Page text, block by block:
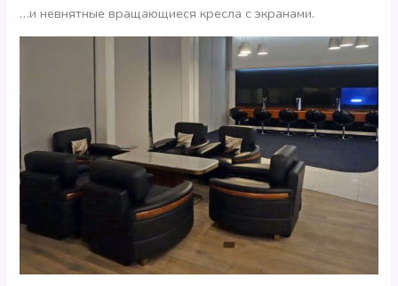
…и невнятные вращающиеся кресла с экранами.